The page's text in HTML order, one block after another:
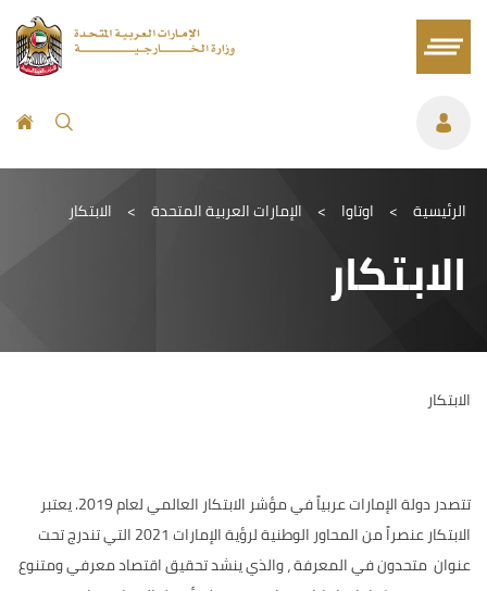
الرئيسية > اوتاوا > الإمارات العربية المتحدة > الابتكار
الابتكار
الابتكار
تتصدر دولة الإمارات عربياً في مؤشر الابتكار العالمي لعام 2019. يعتبر
الابتكار عنصراً من المحاور الوطنية لرؤية الإمارات 2021 التي تندرج تحت
عنوان متحدون في المعرفة ، والذي ينشد تحقيق اقتصاد معرفي ومتنوع